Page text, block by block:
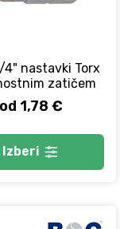
4" nastavki Torx
zatičem
od 1,78 €
Izberi